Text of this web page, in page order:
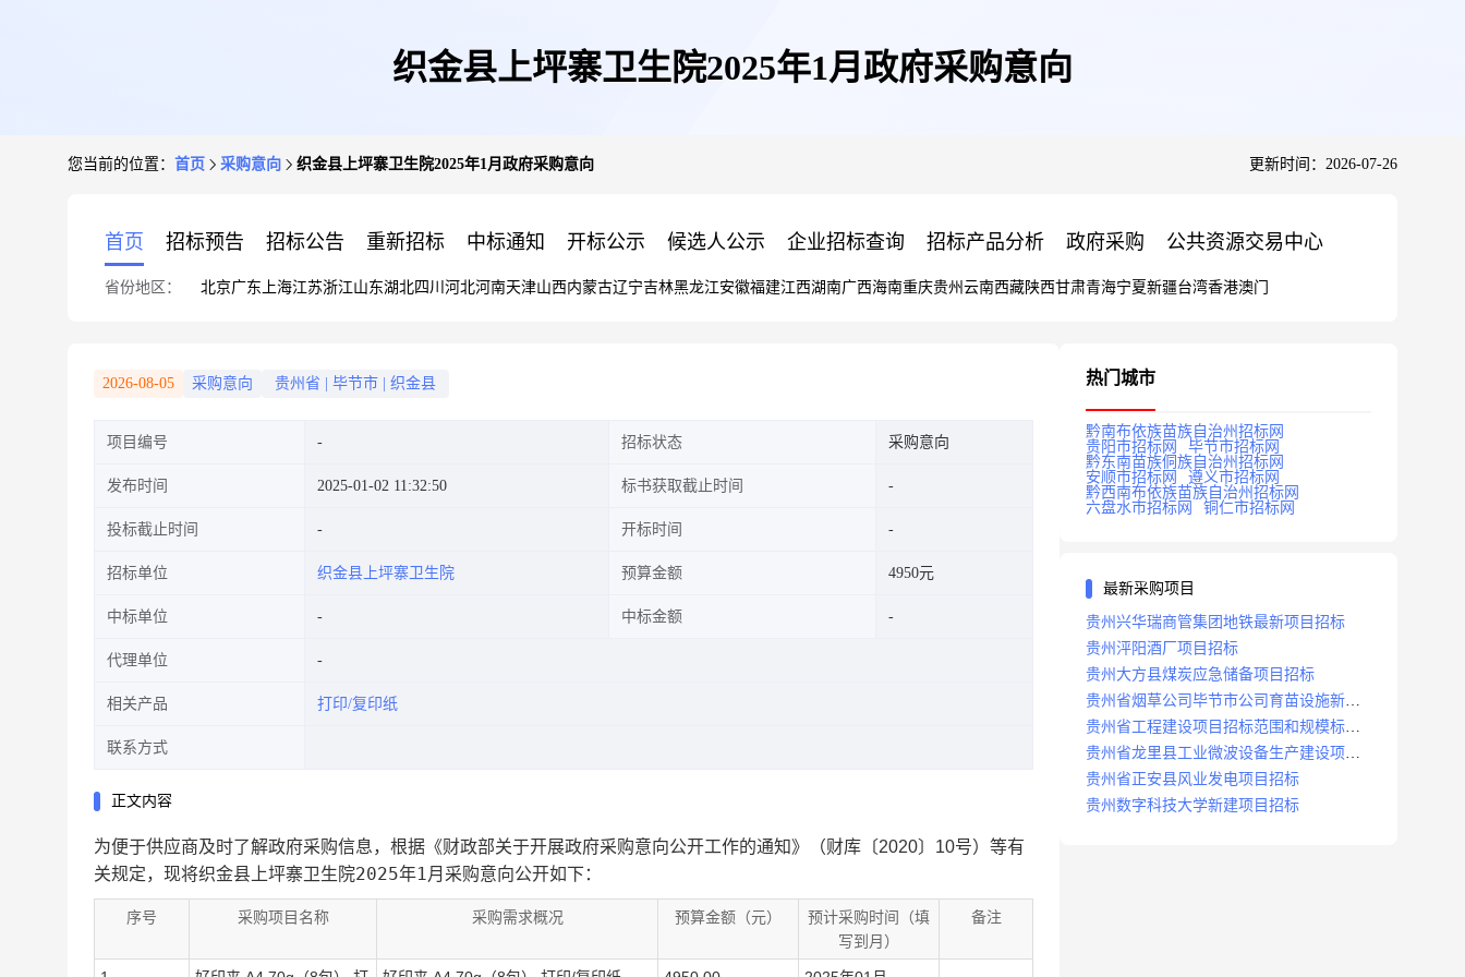
织金县上坪寨卫生院2025年1月政府采购意向
您当前的位置： 首页 采购意向 织金县上坪寨卫生院2025年1月政府采购意向 更新时间：2026-07-26
首页 招标预告 招标公告 重新招标 中标通知 开标公示 候选人公示 企业招标查询 招标产品分析 政府采购 公共资源交易中心
省份地区： 北京广东 上海江苏浙江山东湖北四川 河北河南天津山西内蒙古辽宁吉林黑龙江安徽福建江西湖南广西海南重庆贵州 云南西藏陕西甘肃青海宁夏新疆台湾香港澳门
2026-08-05 采购意向 贵州省 毕节市 织金县
项目编号 招标状态 采购意向
发布时间 2025-01-02 11:32:50 标书获取截止时间
投标截止时间 开标时间
招标单位 织金县上坪寨卫生院 预算金额 4950元
中标单位 中标金额
代理单位
相关产品 打印/复印纸
联系方式
正文内容
为便于供应商及时了解政府采购信息，根据《财政部关于开展政府采购意向公开工作的通知》（财库〔2020〕10号）等有
关规定，现将织金县上坪寨卫生院2025年1月采购意向公开如下：
序号 采购项目名称 采购需求概况 预算金额（元）
预计采购时间（填
写到月）
备注
热门城市
黔南布依族苗族自治州招标网
贵阳市招标网
毕节市招标网
黔东南苗族侗族自治州招标网
安顺市招标网
遵义市招标网
黔西南布依族苗族自治州招标网
六盘水市招标网
铜仁市招标网
最新采购项目
贵州兴华瑞商管集团地铁最新项目招标
贵州泙阳酒厂项目招标
贵州大方县煤炭应急储备项目招标
贵州省烟草公司毕节市公司育苗设施新建
及修复项目招标公告
贵州省工程建设项目招标范围和规模标准
规定
贵州省龙里县工业微波设备生产建设项目
招标
贵州省正安县风业发电项目招标
贵州数字科技大学新建项目招标